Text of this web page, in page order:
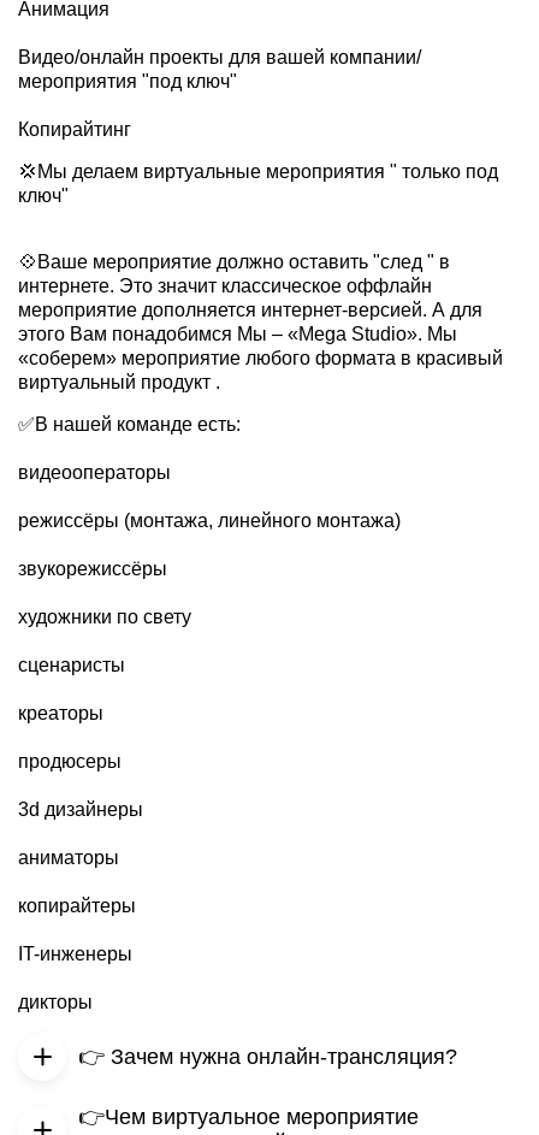
Анимация
Видео/онлайн проекты для вашей компании/
мероприятия "под ключ"
Копирайтинг
💢Мы делаем виртуальные мероприятия " только под
ключ"
💠Ваше мероприятие должно оставить "след " в
интернете. Это значит классическое оффлайн
мероприятие дополняется интернет-версией. А для
этого Вам понадобимся Мы – «Mega Studio». Мы
«соберем» мероприятие любого формата в красивый
виртуальный продукт .
✅В нашей команде есть:
видеооператоры
режиссёры (монтажа, линейного монтажа)
звукорежиссёры
художники по свету
сценаристы
креаторы
продюсеры
3d дизайнеры
аниматоры
копирайтеры
IT-инженеры
дикторы
👉 Зачем нужна онлайн-трансляция?
Сегодня (а тем более сейчас) трансляции стали стали
👉Чем виртуальное мероприятие